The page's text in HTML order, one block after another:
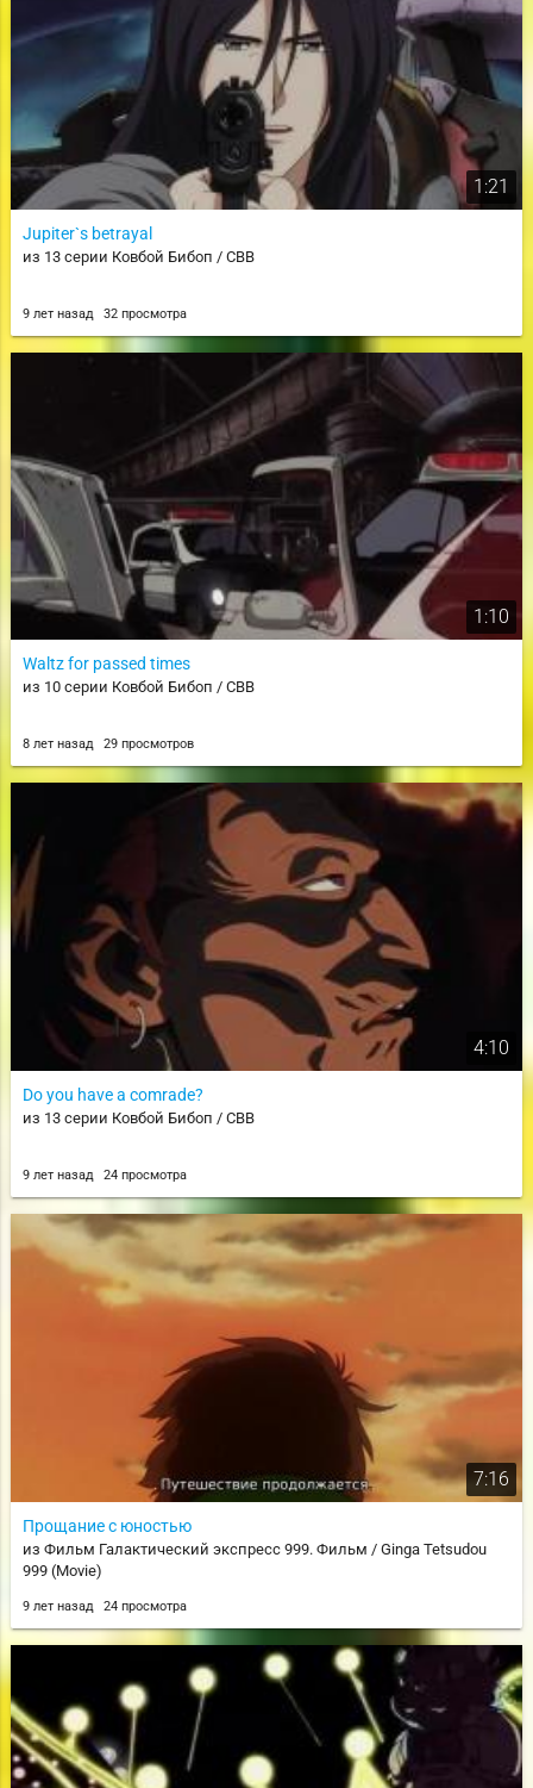
1:21
Jupiter`s betrayal
из 13 серии Ковбой Бибоп / CBB
9 лет назад 32 просмотра
1:10
Waltz for passed times
из 10 серии Ковбой Бибоп / CBB
8 лет назад 29 просмотров
4:10
Do you have a comrade?
из 13 серии Ковбой Бибоп / CBB
9 лет назад 24 просмотра
7:16
Прощание с юностью
из Фильм Галактический экспресс 999. Фильм / Ginga Tetsudou
999 (Movie)
9 лет назад 24 просмотра